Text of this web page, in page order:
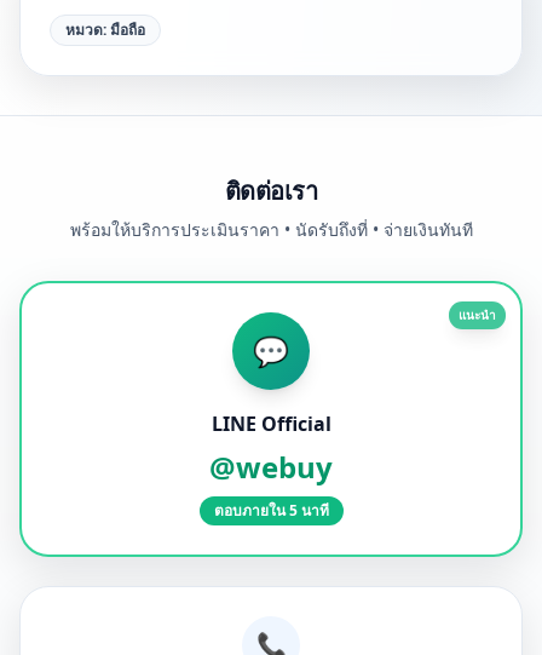
หมวด:มือถือ
ติดต่อเรา
พร้อมให้บริการประเมินราคา • นัดรับถึงที่ • จ่ายเงินทันที
แนะนำ
💬
LINE Official
@webuy
ตอบภายใน 5 นาที
📞